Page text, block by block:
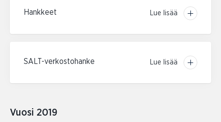
Hankkeet Lue lisää
SALT-verkostohanke Lue lisää
Vuosi 2019